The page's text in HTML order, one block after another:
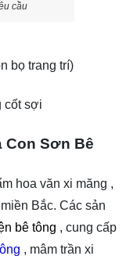
cầu
bọ trang trí)
cốt sợi
Con Sơn Bê
hoa văn xi măng ,
Bắc. Các sản
bê tông , cung cấp
, mâm trần xi